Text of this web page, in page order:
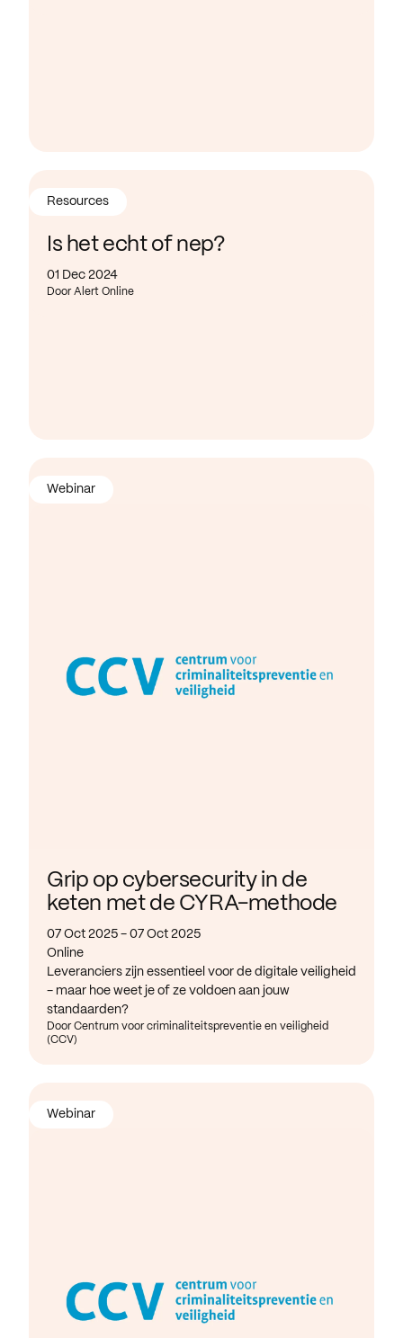
Is het echt of nep?
01 Dec 2024
Door Alert Online
Resources
Grip op cybersecurity in de
keten met de CYRA-methode
07 Oct 2025 - 07 Oct 2025
Online
Leveranciers zijn essentieel voor de digitale veiligheid
- maar hoe weet je of ze voldoen aan jouw
standaarden?
Door Centrum voor criminaliteitspreventie en veiligheid
(CCV)
Webinar
Webinar